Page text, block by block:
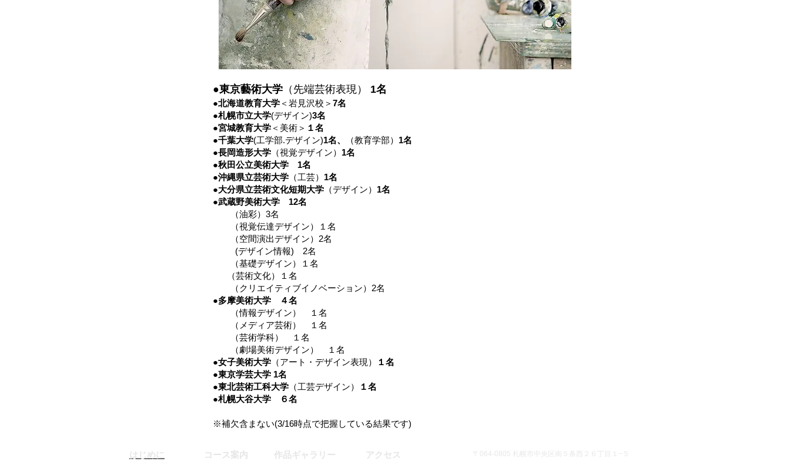
●東京藝術大学 （先端芸術表現） 1名
●北海道教育大学 ＜岩見沢校＞ 7名
●札幌市立大学(デザイン)3名
●宮城教育大学 ＜美術＞ １名
●千葉大学(工学部.デザイン)1名、 （教育学部） 1名
●長岡造形大学 （視覚デザイン） 1名
●秋田公立美術大学
1名
●沖縄県立芸術大学 （工芸） 1名
●大分県立芸術文化短期大学 （デザイン） 1名
●武蔵野美術大学 12名
（油彩）3名
（視覚伝達デザイン）１名
（空間演出デザイン）2名
(デザイン情報) 2名
（基礎デザイン）１名
（芸術文化）１名
（クリエイティブイノベーション）2名
●多摩美術大学 ４名
（情報デザイン） １名
（メディア芸術） １名
（芸術学科） １名
（劇場美術デザイン） １名
●女子美術大学 （アート・デザイン表現）
１名
●東京学芸大学 1名
●東北芸術工科大学 （工芸デザイン）
１名
●札幌大谷大学 ６名
※補欠含まない(3/16時点で把握している結果です)
はじめに コース案内 作品ギャラリー アクセス
〒064-0805 札幌市中央区南５条西２６丁目１−５